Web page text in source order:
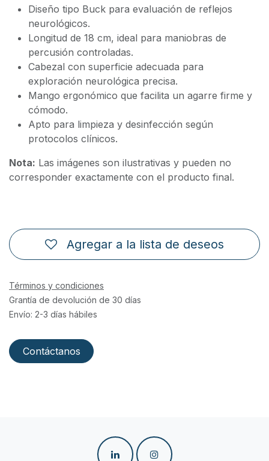
Diseño tipo Buck para evaluación de reflejos
neurológicos.
Longitud de 18 cm, ideal para maniobras de
percusión controladas.
Cabezal con superficie adecuada para
exploración neurológica precisa.
Mango ergonómico que facilita un agarre firme y
cómodo.
Apto para limpieza y desinfección según
protocolos clínicos.
Nota: Las imágenes son ilustrativas y pueden no
corresponder exactamente con el producto final.
Agregar a la lista de deseos
Términos y condiciones
Grantía de devolución de 30 días
Envío: 2-3 días hábiles
Contáctanos